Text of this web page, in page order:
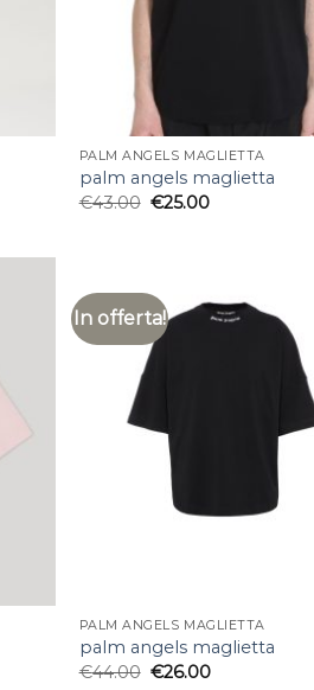
PALM ANGELS MAGLIETTA
palm angels maglietta
€43.00 €25.00
In offerta!
PALM ANGELS MAGLIETTA
palm angels maglietta
€44.00 €26.00